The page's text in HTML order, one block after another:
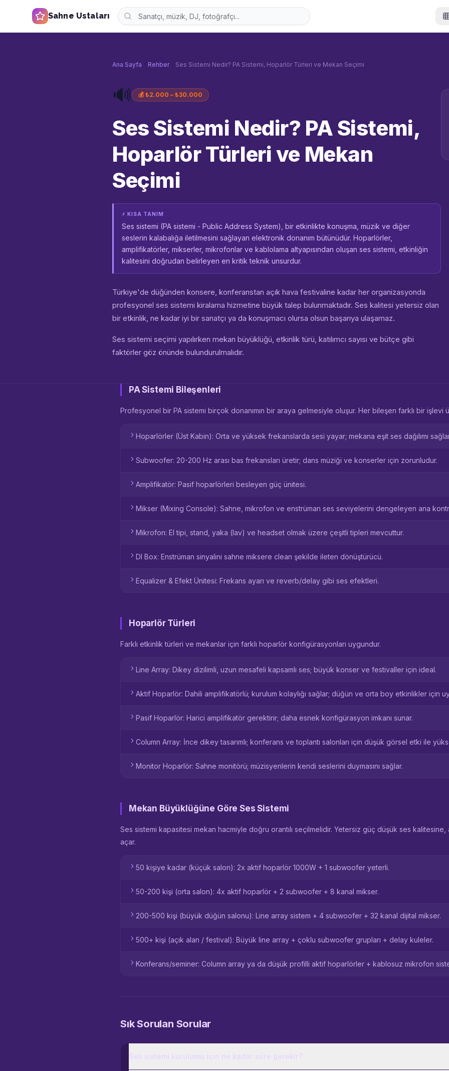
Sahne Ustaları
Ana Sayfa Rehber Ses Sistemi Nedir? PA Sistemi, Hoparlör Türleri ve Mekan Seçimi
🔊 💰₺2.000 – ₺30.000
Ses Sistemi Nedir? PA Sistemi,
Hoparlör Türleri ve Mekan
Seçimi
⚡ KISA TANIM
Ses sistemi (PA sistemi - Public Address System), bir etkinlikte konuşma, müzik ve diğer
seslerin kalabalığa iletilmesini sağlayan elektronik donanım bütünüdür. Hoparlörler,
amplifikatörler, mikserler, mikrofonlar ve kablolama altyapısından oluşan ses sistemi, etkinliğin
kalitesini doğrudan belirleyen en kritik teknik unsurdur.
Türkiye'de düğünden konsere, konferanstan açık hava festivaline kadar her organizasyonda
profesyonel ses sistemi kiralama hizmetine büyük talep bulunmaktadır. Ses kalitesi yetersiz olan
bir etkinlik, ne kadar iyi bir sanatçı ya da konuşmacı olursa olsun başarıya ulaşamaz.
Ses sistemi seçimi yapılırken mekan büyüklüğü, etkinlik türü, katılımcı sayısı ve bütçe gibi
faktörler göz önünde bulundurulmalıdır.
PA Sistemi Bileşenleri
Profesyonel bir PA sistemi birçok donanımın bir araya gelmesiyle oluşur. Her bileşen farklı bir işlevi
Hoparlörler (Üst Kabin): Orta ve yüksek frekanslarda sesi yayar; mekana eşit ses dağılımı
Subwoofer: 20-200 Hz arası bas frekansları üretir; dans müziği ve konserler için zorunludur.
Amplifikatör: Pasif hoparlörleri besleyen güç ünitesi.
Mikser (Mixing Console): Sahne, mikrofon ve enstrüman ses seviyelerini dengeleyen ana
Mikrofon: El tipi, stand, yaka (lav) ve headset olmak üzere çeşitli tipleri mevcuttur.
DI Box: Enstrüman sinyalini sahne miksere clean şekilde ileten dönüştürücü.
Equalizer & Efekt Ünitesi: Frekans ayarı ve reverb/delay gibi ses efektleri.
Hoparlör Türleri
Farklı etkinlik türleri ve mekanlar için farklı hoparlör konfigürasyonları uygundur.
Line Array: Dikey dizilimli, uzun mesafeli kapsamlı ses; büyük konser ve festivaller için ideal.
Aktif Hoparlör: Dahili amplifikatörlü; kurulum kolaylığı sağlar; düğün ve orta boy etkinlikler için
Pasif Hoparlör: Harici amplifikatör gerektirir; daha esnek konfigürasyon imkanı sunar.
Column Array: İnce dikey tasarımlı; konferans ve toplantı salonları için düşük görsel etki ile
Monitor Hoparlör: Sahne monitörü; müzisyenlerin kendi seslerini duymasını sağlar.
Mekan Büyüklüğüne Göre Ses Sistemi
Ses sistemi kapasitesi mekan hacmiyle doğru orantılı seçilmelidir. Yetersiz güç düşük ses kalitesine,
açar.
50 kişiye kadar (küçük salon): 2x aktif hoparlör 1000W + 1 subwoofer yeterli.
50-200 kişi (orta salon): 4x aktif hoparlör + 2 subwoofer + 8 kanal mikser.
200-500 kişi (büyük düğün salonu): Line array sistem + 4 subwoofer + 32 kanal dijital mikser.
500+ kişi (açık alan / festival): Büyük line array + çoklu subwoofer grupları + delay kuleler.
Konferans/seminer: Column array ya da düşük profilli aktif hoparlörler + kablosuz mikrofon
Sık Sorulan Sorular
Ses sistemi kurulumu için ne kadar süre gerekir?